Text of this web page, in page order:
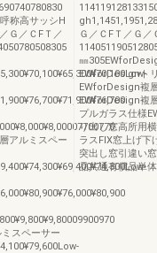
称高サッシH
Ｇ／ＣFＴ／
アルミスペー
スペーサー
Ｇ／ＣFＴ／Ｇ／
㎜
EWforDesignト
EWforDesign複
EWforDesign複
プルガラス仕様
り出し窓高所用
ラスFIX窓上げ下
突出し窓引違い
品共通有償品単